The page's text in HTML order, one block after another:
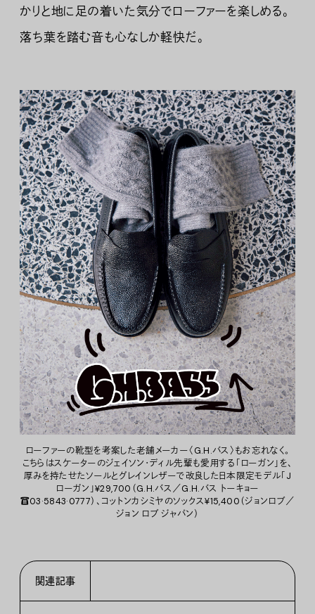
かりと地に足の着いた気分でローファーを楽しめる。
落ち葉を踏む音も心なしか軽快だ。
ローファーの靴型を考案した老舗メーカー〈G.H.バス〉もお忘れなく。
こちらはスケーターのジェイソン・ディル先輩も愛用する「ローガン」を、
厚みを持たせたソールとグレインレザーで改良した日本限定モデル「J
ローガン」¥29,700（G.H.バス／G.H.バス トーキョー
☎03·5843·0777）、コットンカシミヤのソックス¥15,400（ジョンロブ／
ジョン ロブ ジャパン）
関連記事